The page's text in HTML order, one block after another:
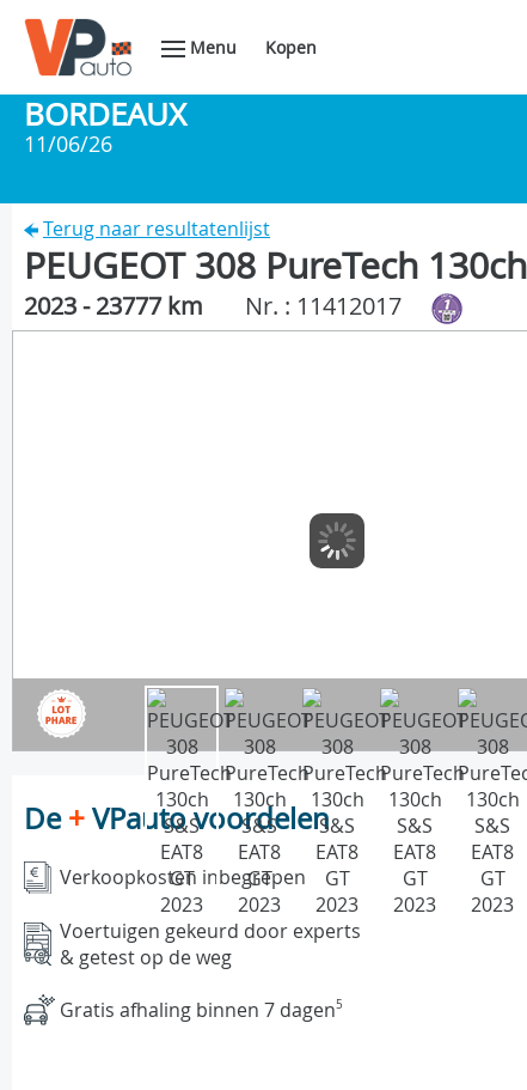
Menu Kopen
BORDEAUX
11/06/26
Terug naar resultatenlijst
PEUGEOT 308 PureTech
2023 - 23777 km Nr. : 11412017
De+VPauto voordelen
Verkoopkosten inbegrepen
Voertuigen gekeurd door experts
& getest op de weg
Gratis afhaling binnen 7 dagen5